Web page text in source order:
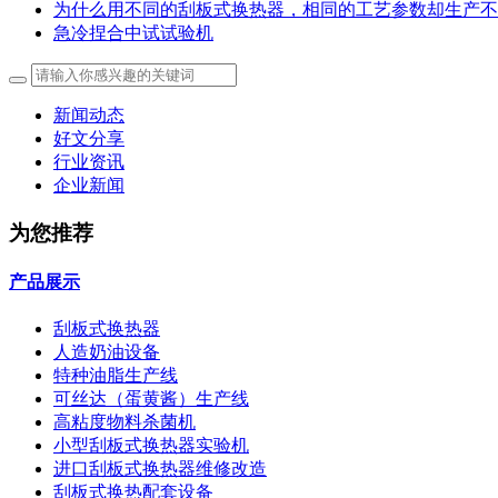
为什么用不同的刮板式换热器，相同的工艺参数却生产
急冷捏合中试试验机
新闻动态
好文分享
行业资讯
企业新闻
为您推荐
产品展示
刮板式换热器
人造奶油设备
特种油脂生产线
可丝达（蛋黄酱）生产线
高粘度物料杀菌机
小型刮板式换热器实验机
进口刮板式换热器维修改造
刮板式换热配套设备